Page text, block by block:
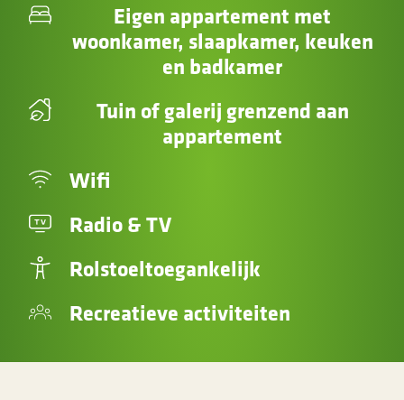
Eigen appartement met
woonkamer, slaapkamer, keuken
en badkamer
Tuin of galerij grenzend aan
appartement
Wifi
Radio & TV
Rolstoeltoegankelijk
Recreatieve activiteiten